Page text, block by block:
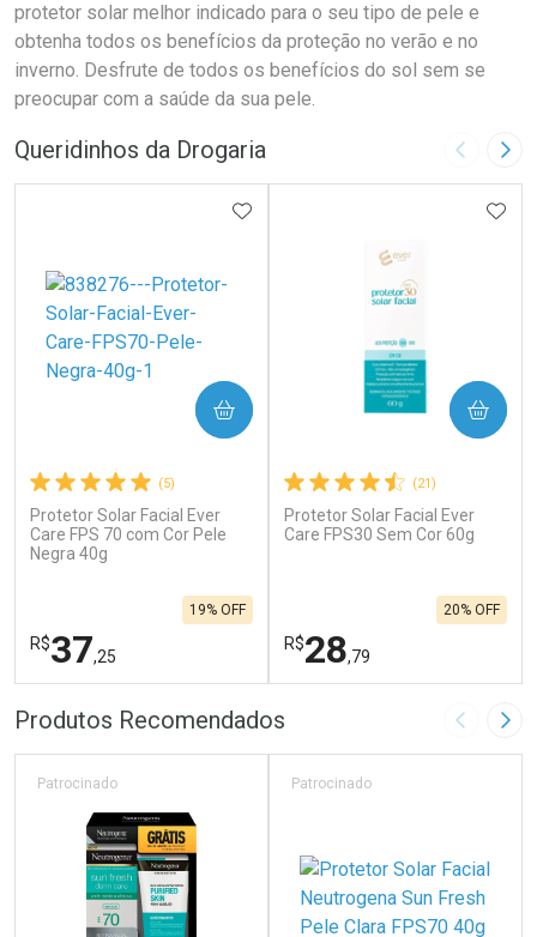
protetor solar melhor indicado para o seu tipo de pele e
obtenha todos os benefícios da proteção no verão e no
inverno. Desfrute de todos os benefícios do sol sem se
preocupar com a saúde da sua pele.
Queridinhos da Drogaria Imagem
(5)
Protetor Solar Facial Ever
Care FPS 70 com Cor Pele
Negra 40g
R$37,25
19% OFF
ADICIONAR AOS FAVORITOS
COMPRAR
FECHAR
Laboratório
FECHAR
Por Menos
(21)
Protetor Solar Facial Ever
Care FPS30 Sem Cor 60g
R$28,79
20% OFF
COMPRAR
Laboratório
Por Menos
Produtos Recomendados Imagem
Patrocinado Patrocinado